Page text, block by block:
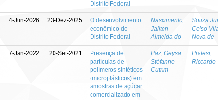
Distrito Federal
4-Jun-2026 23-Dez-2025
O desenvolvimento
econômico do
Distrito Federal
Nascimento,
Jailton
Almeida do
Souza
Celso
Nova de
7-Jan-2022 20-Set-2021
Presença de
partículas de
polímeros sintéticos
(microplásticos) em
amostras de açúcar
comercializado em
Paz, Geysa
Stéfanne
Cutrim
Pratesi,
Riccardo